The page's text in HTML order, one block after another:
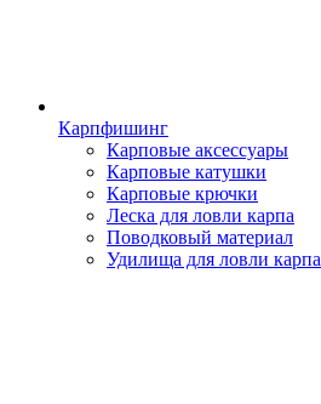
Карпфишинг
Карповые аксессуары
Карповые катушки
Карповые крючки
Леска для ловли карпа
Поводковый материал
Удилища для ловли карпа